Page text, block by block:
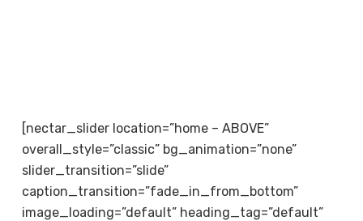
[nectar_slider location=”home – ABOVE”
overall_style=”classic” bg_animation=”none”
slider_transition=”slide”
caption_transition=”fade_in_from_bottom”
image_loading=”default” heading_tag=”default”